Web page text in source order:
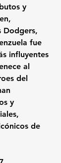
y
Dodgers,
fue
influyentes
al
del
y
de